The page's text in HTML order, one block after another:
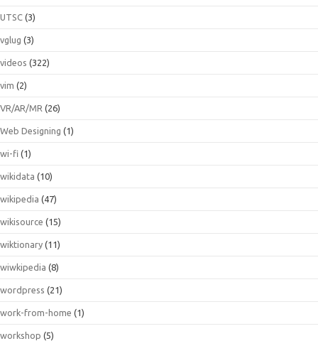
UTSC (3)
vglug (3)
videos (322)
vim (2)
VR/AR/MR (26)
Web Designing (1)
wi-fi (1)
wikidata (10)
wikipedia (47)
wikisource (15)
wiktionary (11)
wiwkipedia (8)
wordpress (21)
work-from-home (1)
workshop (5)